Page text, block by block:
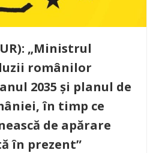
„Ministrul
românilor
2035 și planul de
în timp ce
de apărare
în prezent”